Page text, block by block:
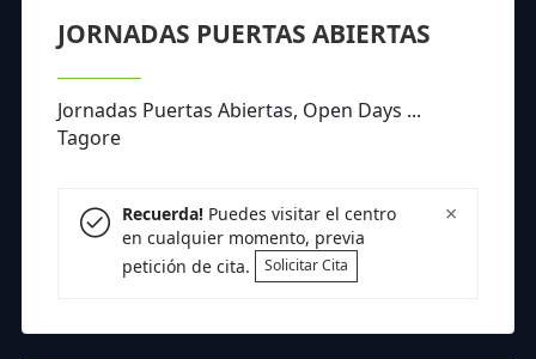
JORNADAS PUERTAS ABIERTAS
Jornadas Puertas Abiertas, Open Days ...
Tagore
×
Recuerda!Puedes visitar el centro
en cualquier momento, previa
petición de cita.
Solicitar Cita